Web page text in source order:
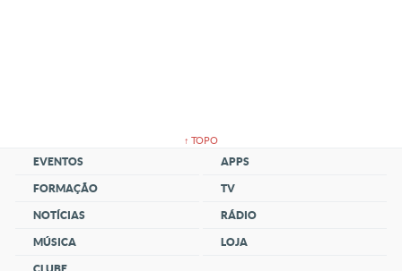
↑ TOPO
EVENTOS
FORMAÇÃO
NOTÍCIAS
MÚSICA
APPS
TV
RÁDIO
LOJA